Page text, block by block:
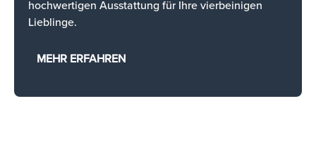
hochwertigen Ausstattung für Ihre vierbeinigen
Lieblinge.
MEHR ERFAHREN